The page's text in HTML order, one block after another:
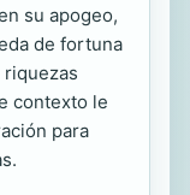
su apogeo,
de fortuna
contexto le
para